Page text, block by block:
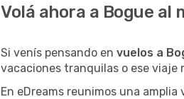
Volá ahora a Bogue al
Si venís pensando en vuelos a
vacaciones tranquilas o ese viaje
En eDreams reunimos una